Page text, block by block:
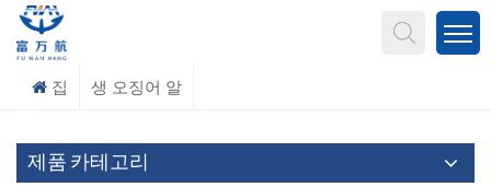
집 생 오징어 알
제품 카테고리